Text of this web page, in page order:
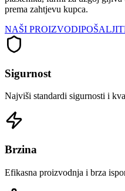
prema zahtjevu kupca.
NAŠI PROIZVODI
Sigurnost
Najviši standardi sigurnosti i
Brzina
Efikasna proizvodnja i brza